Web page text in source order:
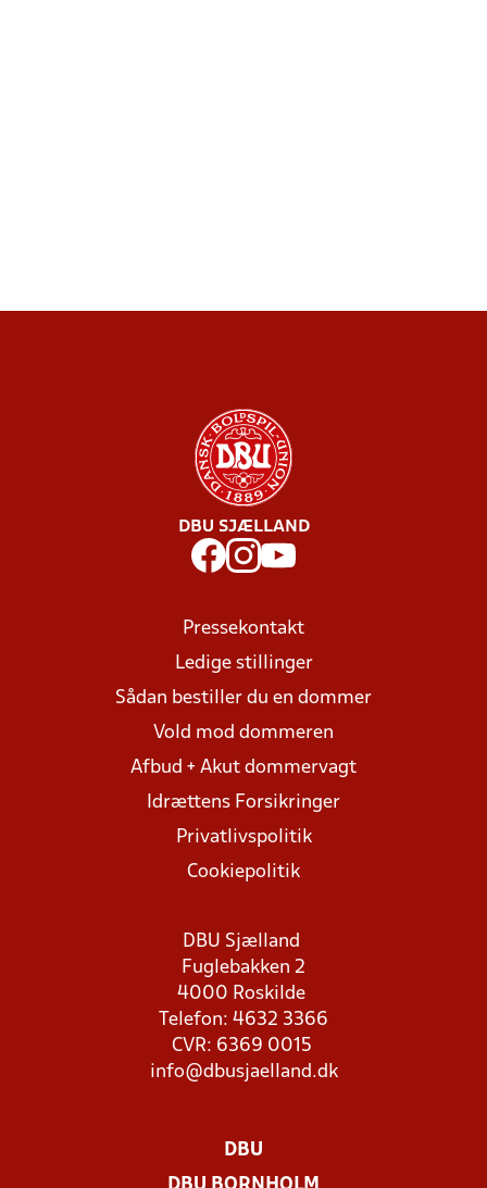
DBU SJÆLLAND
Pressekontakt
Ledige stillinger
Sådan bestiller du en dommer
Vold mod dommeren
Afbud + Akut dommervagt
Idrættens Forsikringer
Privatlivspolitik
Cookiepolitik
DBU Sjælland
Fuglebakken 2
4000 Roskilde
Telefon: 4632 3366
CVR: 6369 0015
info@dbusjaelland.dk
DBU